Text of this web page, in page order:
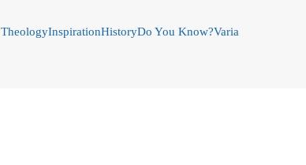
InspirationHistoryDo You Know?Varia